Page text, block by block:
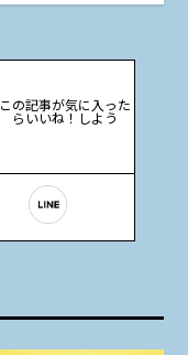
この記事が気に入った
らいいね！しよう